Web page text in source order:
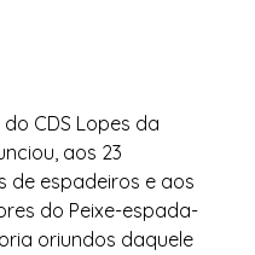
CDS Lopes da
aos 23
de espadeiros e aos
do Peixe-espada-
oriundos daquele